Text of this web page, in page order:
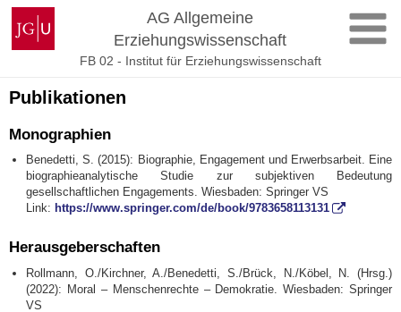
Zum
Inhalt
springen
Johannes
Gutenberg-
Universität
AG Allgemeine
Erziehungswissenschaft
FB 02 - Institut für Erziehungswissenschaft
Publikationen
Monographien
Benedetti, S. (2015): Biographie, Engagement und Erwerbsarbeit. Eine
biographieanalytische Studie zur subjektiven Bedeutung
gesellschaftlichen Engagements. Wiesbaden: Springer VS
Link: https://www.springer.com/de/book/9783658113131
Herausgeberschaften
Rollmann, O./Kirchner, A./Benedetti, S./Brück, N./Köbel, N. (Hrsg.)
(2022): Moral – Menschenrechte – Demokratie. Wiesbaden: Springer
VS